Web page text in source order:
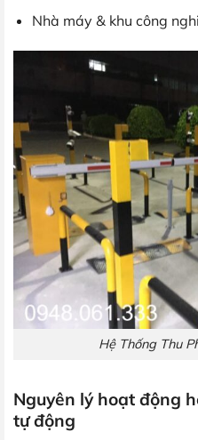
Nhà máy & khu công
Hệ Thống Thu
Nguyên lý hoạt động
tự động